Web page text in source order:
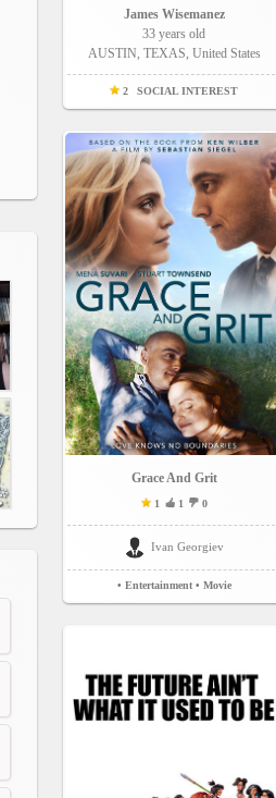
James Wisemanez
33 years old
AUSTIN, TEXAS, United States
2 SOCIAL INTEREST
Grace And Grit
1 1 0
Ivan Georgiev
• Entertainment • Movie